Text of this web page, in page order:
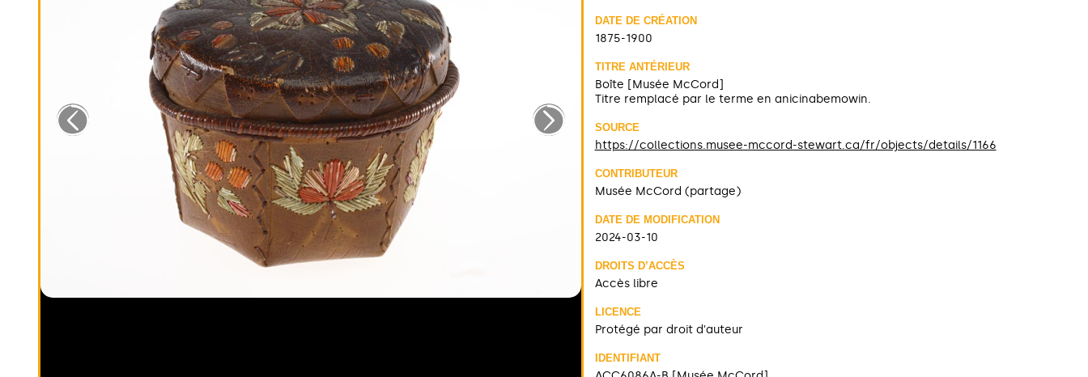
DATE DE CRÉATION
1875-1900
TITRE ANTÉRIEUR
Boîte [Musée McCord]
Titre remplacé par le terme en anicinabemowin.
SOURCE
https://collections.musee-mccord-stewart.ca/fr/objects/details/1166
CONTRIBUTEUR
Musée McCord (partage)
DATE DE MODIFICATION
2024-03-10
DROITS D’ACCÈS
Accès libre
LICENCE
Protégé par droit d'auteur
IDENTIFIANT